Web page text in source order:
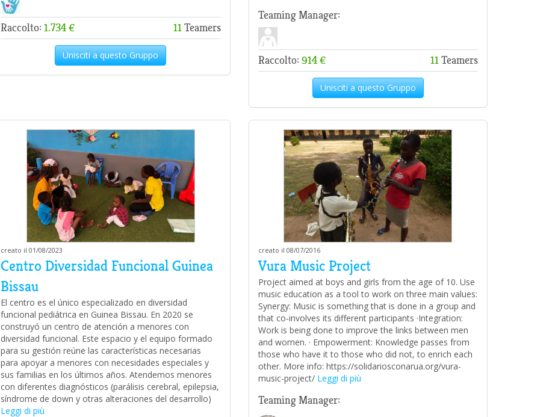
Raccolto: 1.734 € 11Teamers
Unisciti a questo Gruppo
Teaming Manager:
Raccolto: 914 € 11Teamers
Unisciti a questo Gruppo
creato il 01/08/2023
Centro Diversidad Funcional Guinea
Bissau
El centro es el único especializado en diversidad
funcional pediátrica en Guinea Bissau. En 2020 se
construyó un centro de atención a menores con
diversidad funcional. Este espacio y el equipo formado
para su gestión reúne las características necesarias
para apoyar a menores con necesidades especiales y
sus familias en los últimos años. Atendemos menores
con diferentes diagnósticos (parálisis cerebral, epilepsia,
síndrome de down y otras alteraciones del desarrollo)
Leggi di più
creato il 08/07/2016
Vura Music Project
Project aimed at boys and girls from the age of 10. Use
music education as a tool to work on three main values:
Synergy: Music is something that is done in a group and
that co-involves its different participants ·Integration:
Work is being done to improve the links between men
and women. · Empowerment: Knowledge passes from
those who have it to those who did not, to enrich each
other. More info: https://solidariosconarua.org/vura-
music-project/ Leggi di più
Teaming Manager: